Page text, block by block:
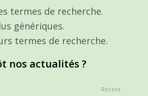
termes de recherche.
génériques.
termes de recherche.
nos actualités ?
Récent